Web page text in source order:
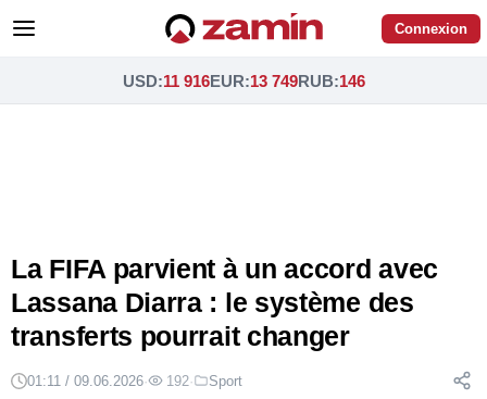
Connexion
USD:11 916EUR:13 749RUB:146
La FIFA parvient à un accord avec
Lassana Diarra : le système des
transferts pourrait changer
01:11 / 09.06.2026· 192· Sport